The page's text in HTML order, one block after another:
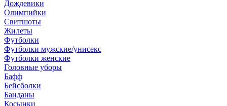
Дождевики
Олимпийки
Свитшоты
Жилеты
Футболки
Футболки мужские/унисекс
Футболки женские
Головные уборы
Бафф
Бейсболки
Банданы
Косынки